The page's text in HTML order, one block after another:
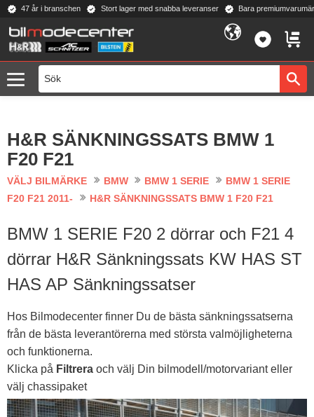
Meny
47 år i branschen Stort lager med snabba leveranser Bara
H&R SÄNKNINGSSATS BMW 1
F20 F21
VÄLJ BILMÄRKE BMW BMW 1 SERIE
BMW 1 SERIE
F20 F21 2011-
H&R SÄNKNINGSSATS BMW 1 F20 F21
BMW 1 SERIE F20 2 dörrar och F21 4
dörrar H&R Sänkningssats KW HAS ST
HAS AP Sänkningssatser
Hos Bilmodecenter finner Du de bästa sänkningssatserna
från de bästa leverantörerna med största valmöjligheterna
och funktionerna.
Klicka på Filtrera och välj Din bilmodell/motorvariant eller
välj chassipaket